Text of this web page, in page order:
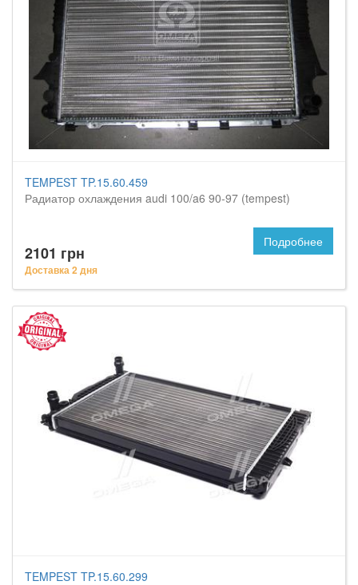
TEMPEST TP.15.60.459
Радиатор охлаждения audi 100/a6 90-97 (tempest)
2101 грн
Доставка 2 дня
Подробнее
TEMPEST TP.15.60.299